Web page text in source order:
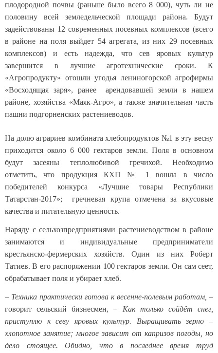
плодородной почвы (раньше было всего 8 000), чуть ли не
половину всей земледельческой площади района. Будут
задействованы 12 современных посевных комплексов (всего
в районе на поля выйдет 54 агрегата, из них 29 посевных
комплексов) и есть надежда, что сев яровых культур
завершится в лучшие агротехнические сроки. К
«Агропродукту» отошли угодья лениногорской агрофирмы
«Восходящая заря», ранее арендовавшей земли в нашем
районе, хозяйства «Маяк-Агро», а также значительная часть
пашни подгорненских растениеводов.
На долю аграриев комбината хлебопродуктов №1 в эту весну
приходится около 6 000 гектаров земли. Поля в основном
будут засеяны теплолюбивой гречихой. Необходимо
отметить, что продукция КХП № 1 вошла в число
победителей конкурса «Лучшие товары Республики
Татарстан-2017»; гречневая крупа отмечена за вкусовые
качества и питательную ценность.
Наряду с сельхозпредприятиями растениеводством в районе
занимаются и индивидуальные предприниматели
крестьянско-фермерских хозяйств. Один из них Роберт
Татиев. В его распоряжении 100 гектаров земли. Он сам сеет,
обрабатывает поля и убирает хлеб.
– Техника практически готова к весенне-полевым работам, –
говорит сельский бизнесмен, – Как только сойдёт снег,
приступлю к севу яровых культур. Выращивать зерно –
хлопотное занятие; многое зависит от капризов погоды, но
дело стоящее. Обидно, что в последнее время труд